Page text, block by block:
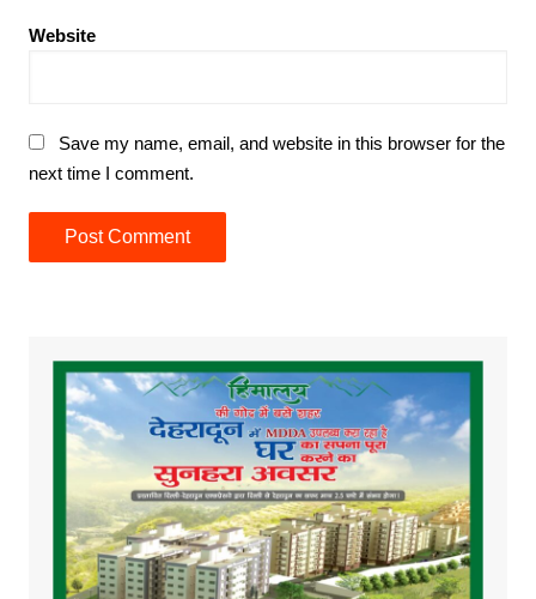
Website
Save my name, email, and website in this browser for the
next time I comment.